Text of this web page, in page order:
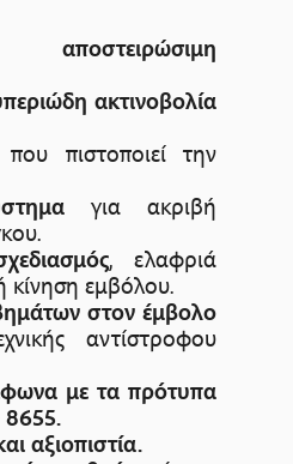
ακτινοβολία
πιστοποιεί την
για ακριβή
, ελαφριά
κίνηση εμβόλου.
στον έμβολο
αντίστροφου
με τα πρότυπα
8655.
αξιοπιστία.